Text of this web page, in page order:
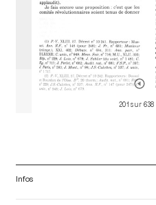
201 sur 638
Infos